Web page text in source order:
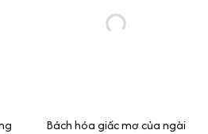
Bách hóa giấc mơ của ngài